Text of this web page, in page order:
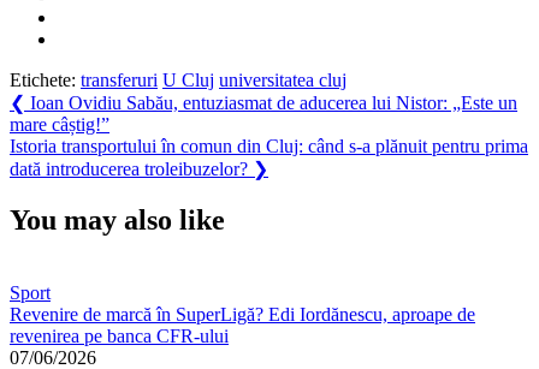
Etichete: transferuri U Cluj universitatea cluj
Navigare
în
articole
❮ Previous
Post:
Ioan Ovidiu Sabău, entuziasmat de aducerea lui Nistor: „Este un
mare câștig!”
Next
Post:
Istoria transportului în comun din Cluj: când s-a plănuit pentru prima
dată introducerea troleibuzelor? ❯
You may also like
Sport
Revenire de marcă în SuperLigă? Edi Iordănescu, aproape de
revenirea pe banca CFR-ului
07/06/2026